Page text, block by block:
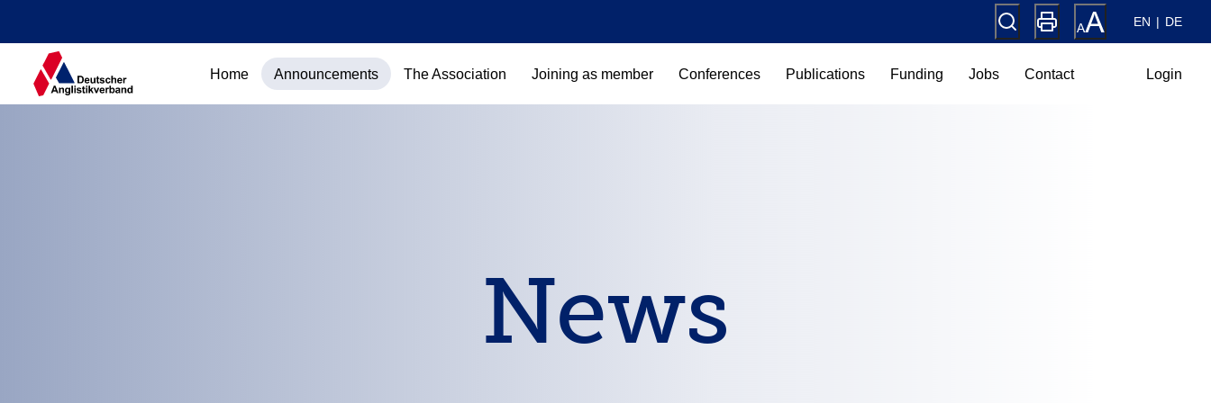
EN DE
Home Announcements The Association Joining as member Conferences Publications Funding Jobs Contact Login
News